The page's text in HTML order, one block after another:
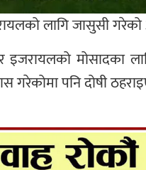
लागि जासुसी
इजरायलको मोसादका
गरेकोमा पनि दोषी